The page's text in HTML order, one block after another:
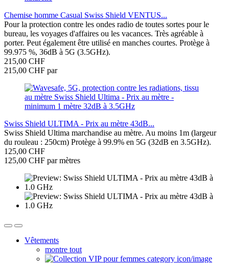
Chemise homme Casual Swiss Shield VENTUS...
Pour la protection contre les ondes radio de toutes sortes pour le
bureau, les voyages d'affaires ou les vacances. Très agréable à
porter. Peut également être utilisé en manches courtes. Protège à
99.975 %, 36dB à 5G (3.5GHz).
215,00 CHF
215,00 CHF par
Swiss Shield ULTIMA - Prix au mètre 43dB...
Swiss Shield Ultima marchandise au mètre. Au moins 1m (largeur
du rouleau : 250cm) Protège à 99.9% en 5G (32dB en 3.5GHz).
125,00 CHF
125,00 CHF par mètres
Vêtements
montre tout